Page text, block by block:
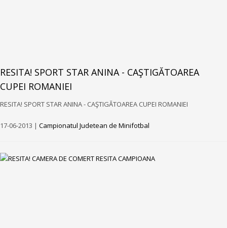
RESITA! SPORT STAR ANINA - CAŞTIGĂTOAREA
CUPEI ROMANIEI
RESITA! SPORT STAR ANINA - CAŞTIGĂTOAREA CUPEI ROMANIEI
17-06-2013 | Campionatul Judetean de Minifotbal